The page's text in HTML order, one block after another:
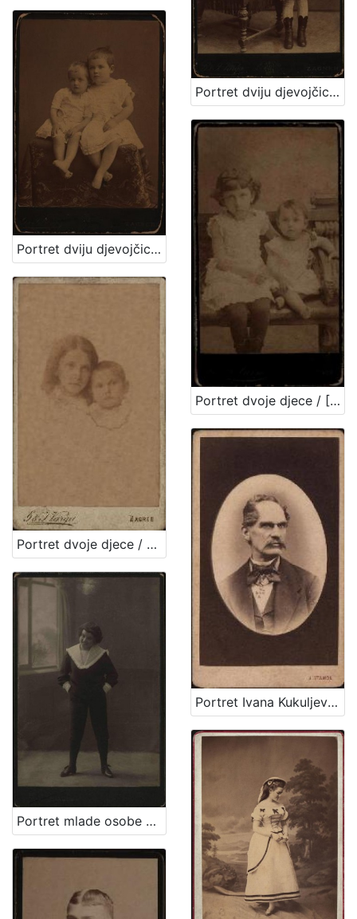
Portret dviju djevojčica / [Gjuro Varga] ; [izradio atelier] G. & I. Varga
Portret dviju djevojčica u bijelim haljinicama / [Gjuro Varga] ; [izradio fotografski atelijer] G. & I. Varga
Portret dvoje djece / [Gjuro Varga] ; [izradio fotografski atelijer] G. & I. Varga
Portret dvoje djece / G. & I. Varga
Portret Ivana Kukuljevića Sakcinskog / I. Standl
Portret mlade osobe u tamnom kostimu / A. Brauner ; [izradio] A. Brauner - fotografički artistički atelier za modernu fotografiju